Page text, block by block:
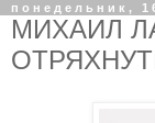
понедельник,
МИХАИЛ